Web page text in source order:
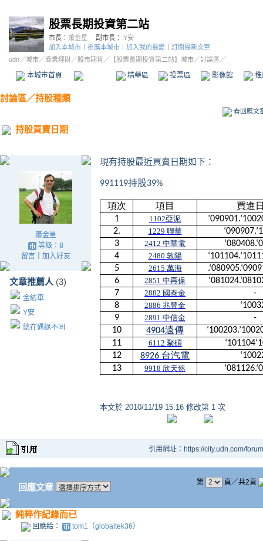
股票長期投資第二站
市長： 蕭金星 副市長： Y安
加入本城市
推薦本城市 加入我的最愛
訂閱最新文章
udn／城市／商業理財／股市期貨 ／ 【股票長期投資第二站】城市／討論區／
本城市首頁 精華區 投票區 影像館
討論區／持股種類
看回應文
持股買賣日期
蕭金星
等級：8
留言｜ 加入好友
文章推薦人 (3)
金紡車
Y安
總在遇緣不同
現有持股最近買賣日期如下：
991119持股39%
項次 項目
買進
1
1102亞泥
2.
1229 聯華
3
2412 中華電
4
2480 敦陽
5
2615 萬海
6
2851 中再保
7
2882 國泰金
-
8
2886 兆豐金
9
2891 中信金
-
10
4904遠傳
11
6112 聚碩
12
8926 台汽電
13
9918 欣天然
本文於 2010/11/19 15:16 修改第 1 次
引用網址：https://city.udn.com/
回應文章 第 頁／共2頁
純粹作紀錄而已
回應給： tom1（globaltek36）